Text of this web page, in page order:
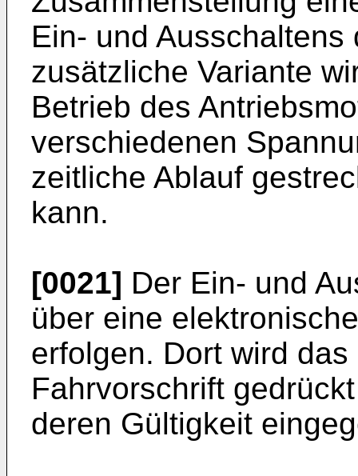
Ein- und
zusätzliche Variante
Betrieb des
verschiedenen
zeitliche Ablauf
kann.
[0021] Der Ein- und
über eine
erfolgen. Dort wird
Fahrvorschrift
deren Gültigkeit